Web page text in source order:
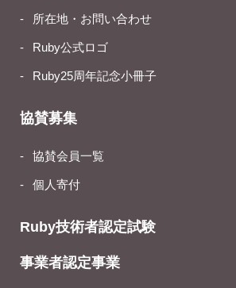
所在地・お問い合わせ
Ruby公式ロゴ
Ruby25周年記念小冊子
協賛募集
協賛会員一覧
個人寄付
Ruby技術者認定試験
事業者認定事業